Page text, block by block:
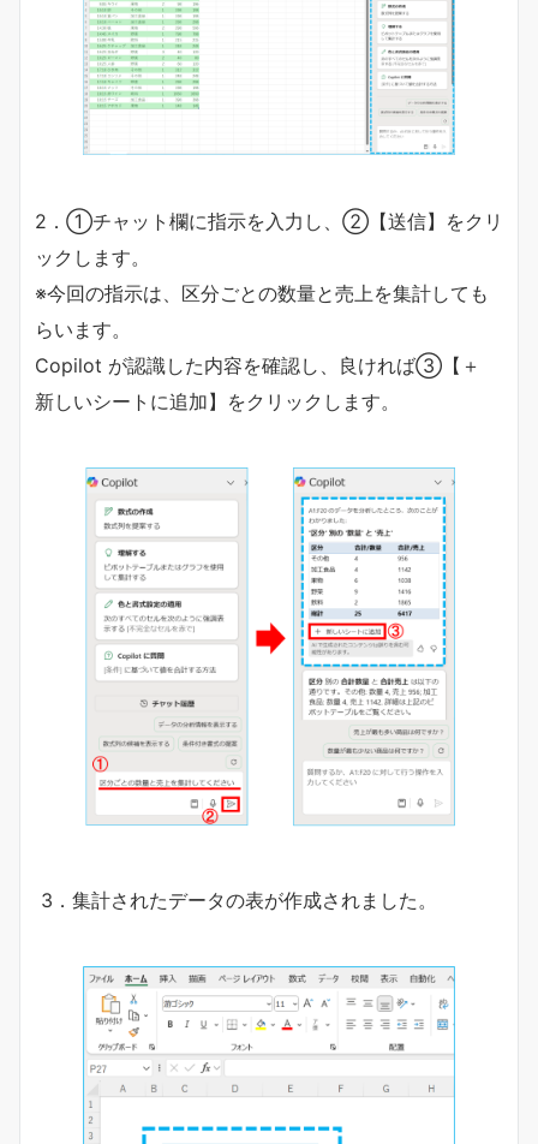
2．➀チャット欄に指示を入力し、➁【送信】をクリ
ックします。
※今回の指示は、区分ごとの数量と売上を集計しても
らいます。
Copilot が認識した内容を確認し、良ければ➂【＋
新しいシートに追加】をクリックします。
3．集計されたデータの表が作成されました。